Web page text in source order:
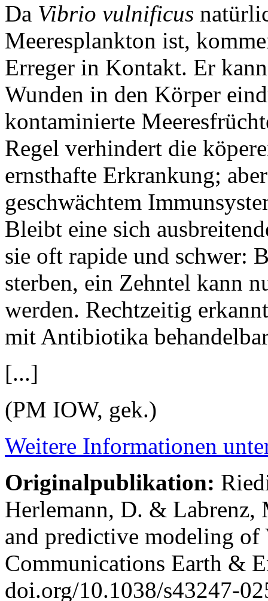
Da Vibrio vulnificus
Meeresplankton ist,
Erreger in Kontakt. Er
Wunden in den Körper
kontaminierte
Regel verhindert die
ernsthafte Erkrankung;
geschwächtem
Bleibt eine sich
sie oft rapide und schwer:
sterben, ein Zehntel kann
werden. Rechtzeitig
mit Antibiotika
[...]
(PM IOW, gek.)
Weitere Informationen
Originalpublikation:
Herlemann, D. &
and predictive modeling
Communications Earth &
doi.org/10.1038/s43247-